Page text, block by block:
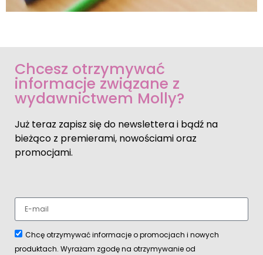
Chcesz otrzymywać
informacje związane z
wydawnictwem Molly?
Już teraz zapisz się do newslettera i bądź na
bieżąco z premierami, nowościami oraz
promocjami.
Chcę otrzymywać informacje o promocjach i nowych
produktach. Wyrażam zgodę na otrzymywanie od